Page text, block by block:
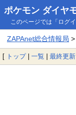
ポケモン ダイヤ
このページでは「ログ
ZAPAnet総合情報局 >
[ トップ| 一覧 | 最終更新